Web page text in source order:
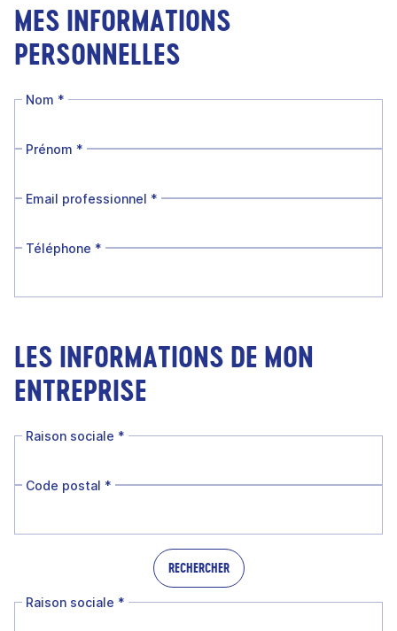
MES INFORMATIONS
PERSONNELLES
Nom *
Prénom *
Email professionnel *
Téléphone *
LES INFORMATIONS DE MON
ENTREPRISE
Raison sociale *
Code postal *
RECHERCHER
Raison sociale *